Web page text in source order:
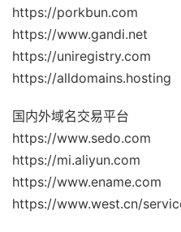
https://porkbun.com
https://www.gandi.net
https://uniregistry.com
https://alldomains.hosting
国内外域名交易平台
https://www.sedo.com
https://mi.aliyun.com
https://www.ename.com
https://www.west.cn/